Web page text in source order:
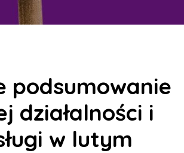
podsumowanie
działalności i
w lutym